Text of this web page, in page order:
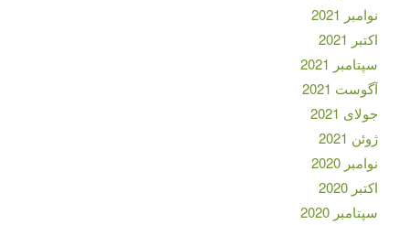
نوامبر 2021
اکتبر 2021
سپتامبر 2021
آگوست 2021
جولای 2021
ژوئن 2021
نوامبر 2020
اکتبر 2020
سپتامبر 2020